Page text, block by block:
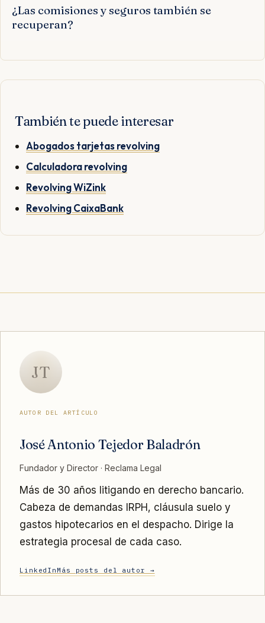
¿Las comisiones y seguros también se
recuperan?
También te puede interesar
Abogados tarjetas revolving
Calculadora revolving
Revolving WiZink
Revolving CaixaBank
JT
AUTOR DEL ARTÍCULO
José Antonio Tejedor Baladrón
Fundador y Director · Reclama Legal
Más de 30 años litigando en derecho bancario.
Cabeza de demandas IRPH, cláusula suelo y
gastos hipotecarios en el despacho. Dirige la
estrategia procesal de cada caso.
LinkedIn Más posts del autor →